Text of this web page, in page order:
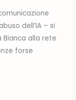
dell’IA – si
alla rete
forse